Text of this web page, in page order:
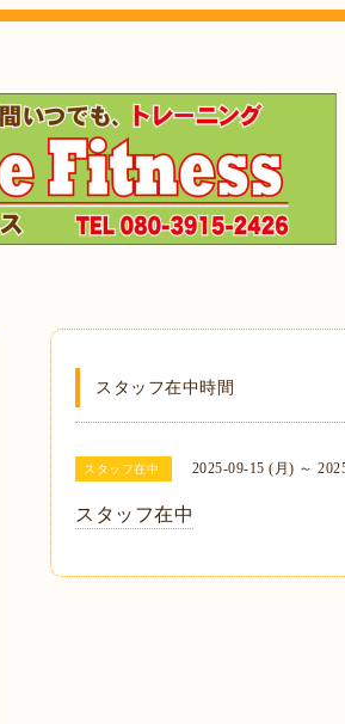
スタッフ在中時間
スタッフ在中 2025-09-15 (月) ～
スタッフ在中